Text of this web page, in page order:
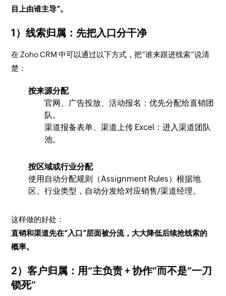
目上由谁主导”。
1）线索归属：先把入口分干净
在 Zoho CRM 中可以通过以下方式，把“谁来跟进线索”说清
楚：
按来源分配
官网、广告投放、活动报名：优先分配给直销团
队。
渠道报备表单、渠道上传 Excel：进入渠道团队
池。
按区域或行业分配
使用自动分配规则（Assignment Rules）根据地
区、行业类型，自动分发给对应销售/渠道经理。
这样做的好处：
直销和渠道先在“入口”层面被分流，大大降低后续抢线索的
概率。
2）客户归属：用“主负责 + 协作”而不是“一刀
锁死”